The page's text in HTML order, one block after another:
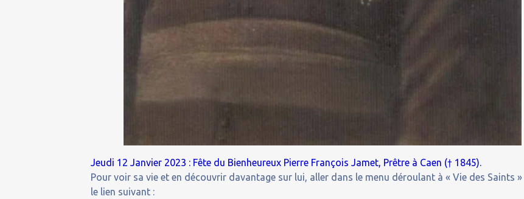
Jeudi 12 Janvier 2023 : Fête du Bienheureux Pierre François Jamet, Prêtre à Caen († 1845).
Pour voir sa vie et en découvrir davantage sur lui, aller dans le menu déroulant à « Vie des Saints
le lien suivant :